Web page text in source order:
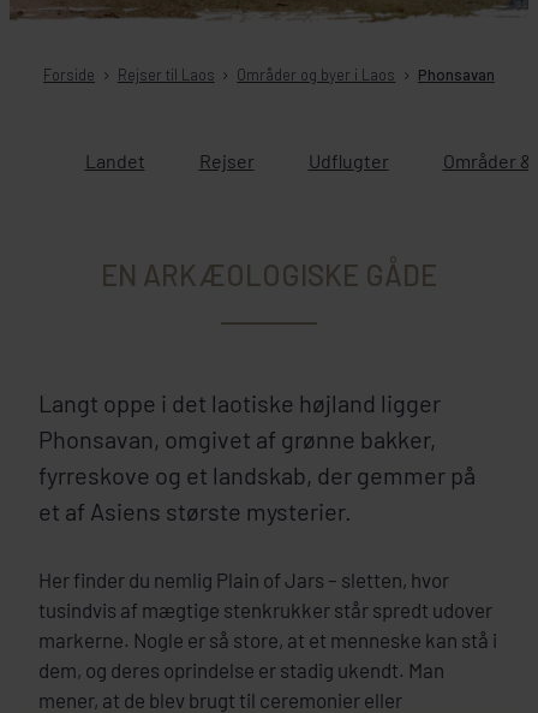
Forside Rejser til Laos Områder og byer i Laos Phonsavan
Landet Rejser Udflugter Områder &
EN ARKÆOLOGISKE GÅDE
Langt oppe i det laotiske højland ligger
Phonsavan, omgivet af grønne bakker,
fyrreskove og et landskab, der gemmer på
et af Asiens største mysterier.
Her finder du nemlig Plain of Jars – sletten, hvor
tusindvis af mægtige stenkrukker står spredt udover
markerne. Nogle er så store, at et menneske kan stå i
dem, og deres oprindelse er stadig ukendt. Man
mener, at de blev brugt til ceremonier eller